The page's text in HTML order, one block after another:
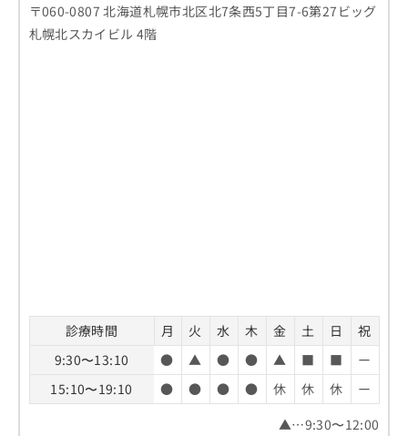
〒060-0807 北海道札幌市北区北7条西5丁目7-6第27ビッグ
札幌北スカイビル 4階
診療時間 月 火 水 木 金 土 日
祝
9:30〜13:10
● ▲ ● ● ▲ ■ ■
ー
15:10〜19:10
● ● ● ● 休 休 休
ー
▲…9:30〜12:00